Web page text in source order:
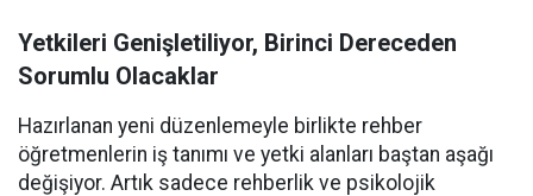
Yetkileri Genişletiliyor, Birinci Dereceden
Sorumlu Olacaklar
Hazırlanan yeni düzenlemeyle birlikte rehber
öğretmenlerin iş tanımı ve yetki alanları baştan aşağı
değişiyor. Artık sadece rehberlik ve psikolojik